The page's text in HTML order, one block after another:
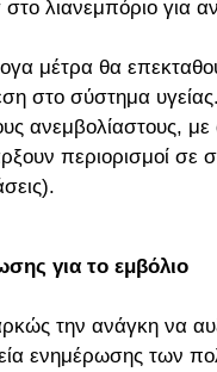
λιανεμπόριο για
μέτρα θα
στο σύστημα
ανεμβολίαστους,
περιορισμοί
για το εμβόλιο
την ανάγκη να
ενημέρωσης των